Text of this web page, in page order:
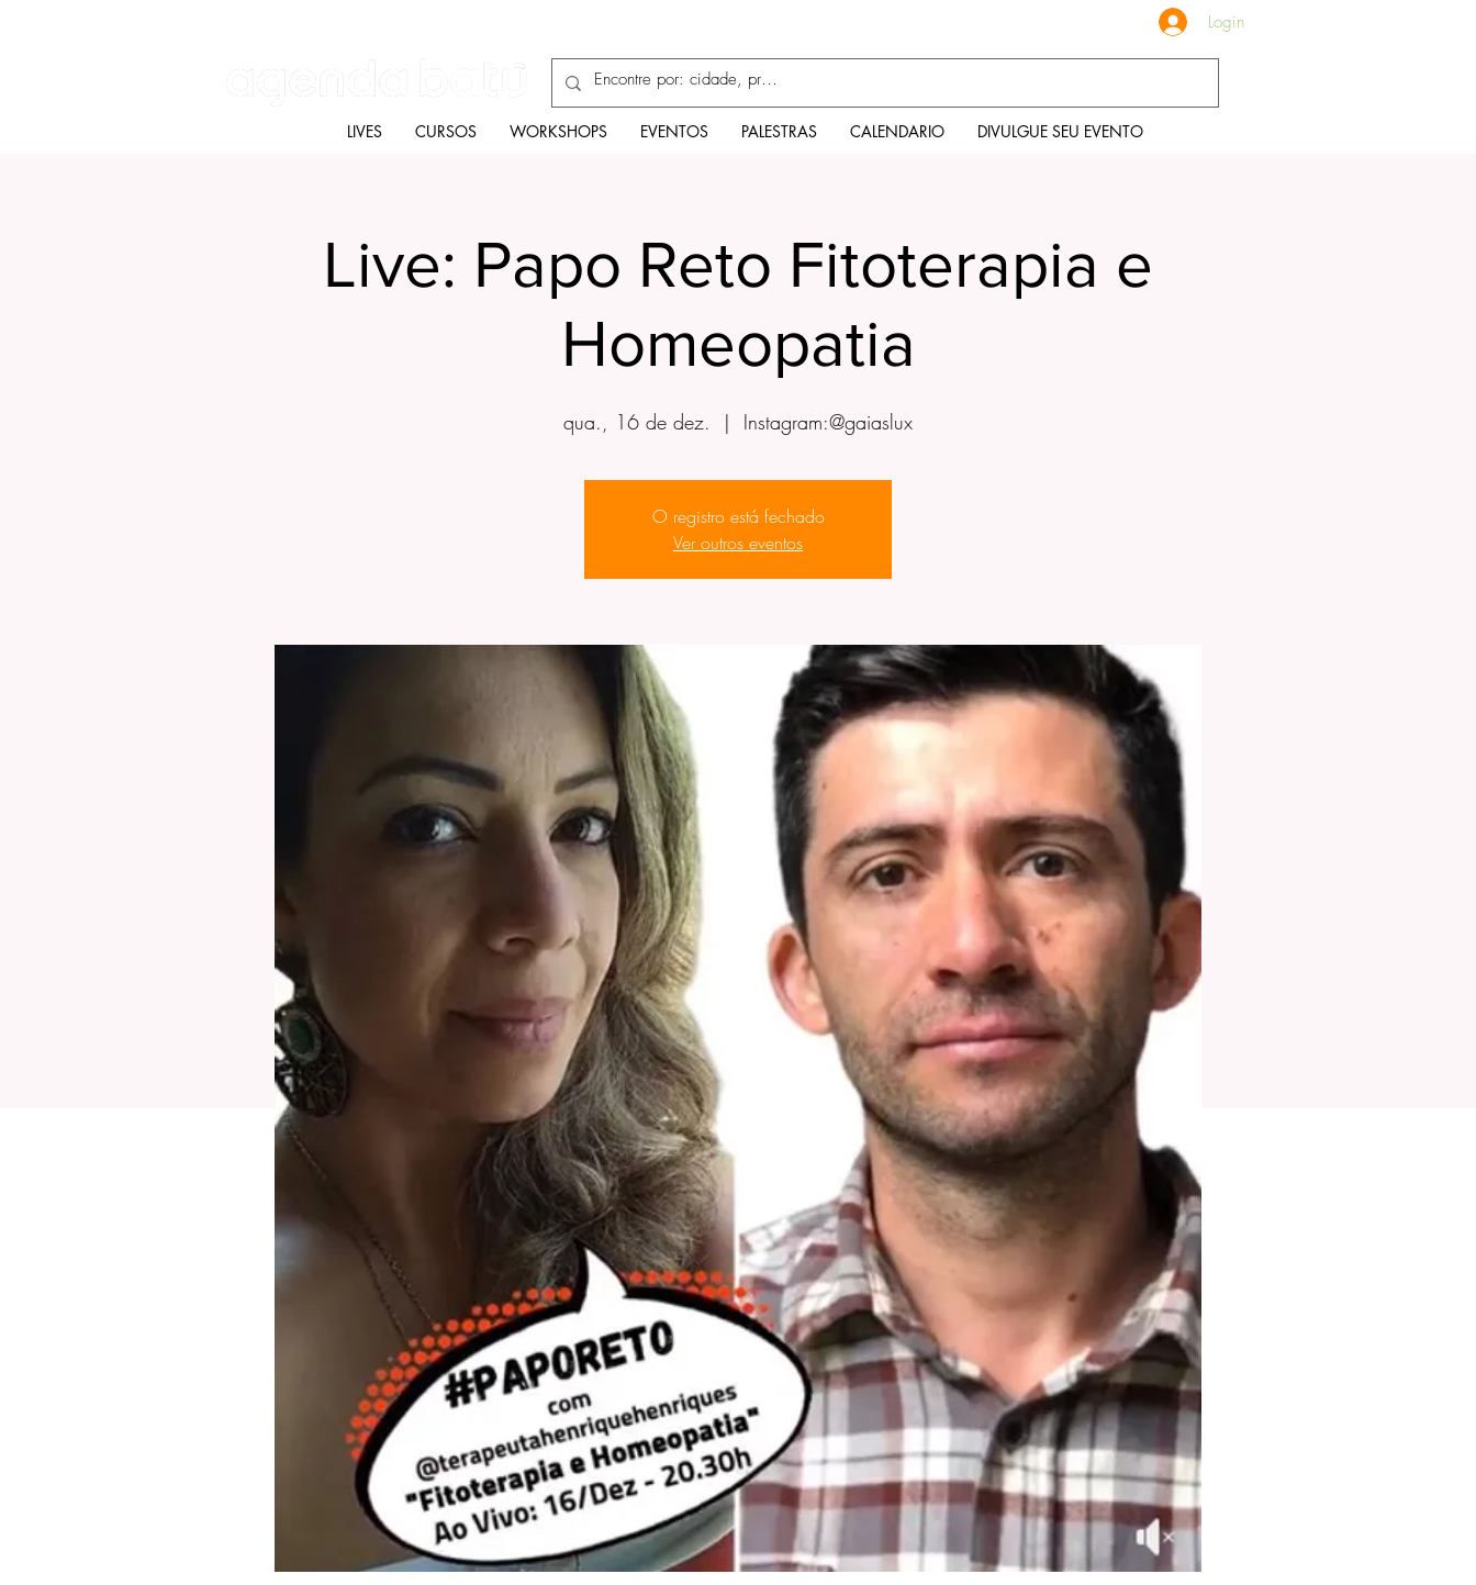
Login
LIVES CURSOS WORKSHOPS EVENTOS PALESTRAS CALENDARIO DIVULGUE SEU EVENTO
Live: Papo Reto Fitoterapia e
Homeopatia
qua., 16 de dez.
  |
Instagram:@gaiaslux
O registro está fechado
Ver outros eventos